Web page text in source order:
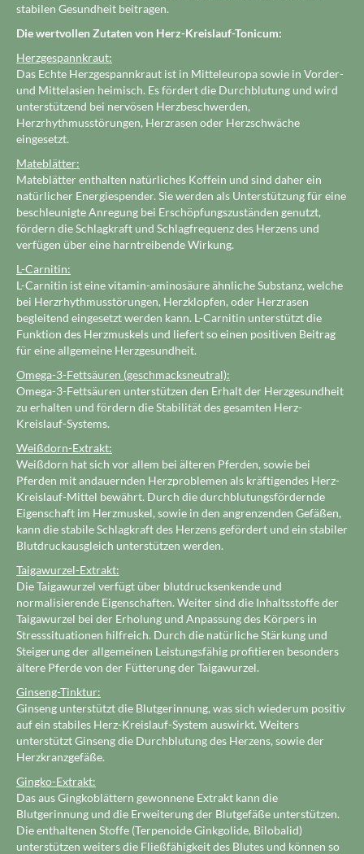
stabilen Gesundheit beitragen.
Die wertvollen Zutaten von Herz-Kreislauf-Tonicum:
Herzgespannkraut:
Das Echte Herzgespannkraut ist in Mitteleuropa sowie in Vorder-
und Mittelasien heimisch. Es fördert die Durchblutung und wird
unterstützend bei nervösen Herzbeschwerden,
Herzrhythmusstörungen, Herzrasen oder Herzschwäche
eingesetzt.
Mateblätter:
Mateblätter enthalten natürliches Koffein und sind daher ein
natürlicher Energiespender. Sie werden als Unterstützung für eine
beschleunigte Anregung bei Erschöpfungszuständen genutzt,
fördern die Schlagkraft und Schlagfrequenz des Herzens und
verfügen über eine harntreibende Wirkung.
L-Carnitin:
L-Carnitin ist eine vitamin-aminosäure ähnliche Substanz, welche
bei Herzrhythmusstörungen, Herzklopfen, oder Herzrasen
begleitend eingesetzt werden kann. L-Carnitin unterstützt die
Funktion des Herzmuskels und liefert so einen positiven Beitrag
für eine allgemeine Herzgesundheit.
Omega-3-Fettsäuren (geschmacksneutral):
Omega-3-Fettsäuren unterstützen den Erhalt der Herzgesundheit
zu erhalten und fördern die Stabilität des gesamten Herz-
Kreislauf-Systems.
Weißdorn-Extrakt:
Weißdorn hat sich vor allem bei älteren Pferden, sowie bei
Pferden mit andauernden Herzproblemen als kräftigendes Herz-
Kreislauf-Mittel bewährt. Durch die durchblutungsfördernde
Eigenschaft im Herzmuskel, sowie in den angrenzenden Gefäßen,
kann die stabile Schlagkraft des Herzens gefördert und ein stabiler
Blutdruckausgleich unterstützen werden.
Taigawurzel-Extrakt:
Die Taigawurzel verfügt über blutdrucksenkende und
normalisierende Eigenschaften. Weiter sind die Inhaltsstoffe der
Taigawurzel bei der Erholung und Anpassung des Körpers in
Stresssituationen hilfreich. Durch die natürliche Stärkung und
Steigerung der allgemeinen Leistungsfähig profitieren besonders
ältere Pferde von der Fütterung der Taigawurzel.
Ginseng-Tinktur:
Ginseng unterstützt die Blutgerinnung, was sich wiederum positiv
auf ein stabiles Herz-Kreislauf-System auswirkt. Weiters
unterstützt Ginseng die Durchblutung des Herzens, sowie der
Herzkranzgefäße.
Gingko-Extrakt:
Das aus Gingkoblättern gewonnene Extrakt kann die
Blutgerinnung und die Erweiterung der Blutgefäße unterstützen.
Die enthaltenen Stoffe (Terpenoide Ginkgolide, Bilobalid)
unterstützen weiters die Fließfähigkeit des Blutes und können so